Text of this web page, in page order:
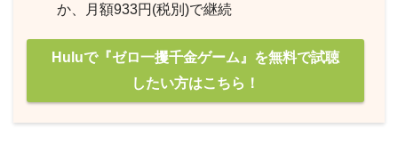
か、月額933円(税別)で継続
Huluで『ゼロ一攫千金ゲーム』を無料で試聴
したい方はこちら！